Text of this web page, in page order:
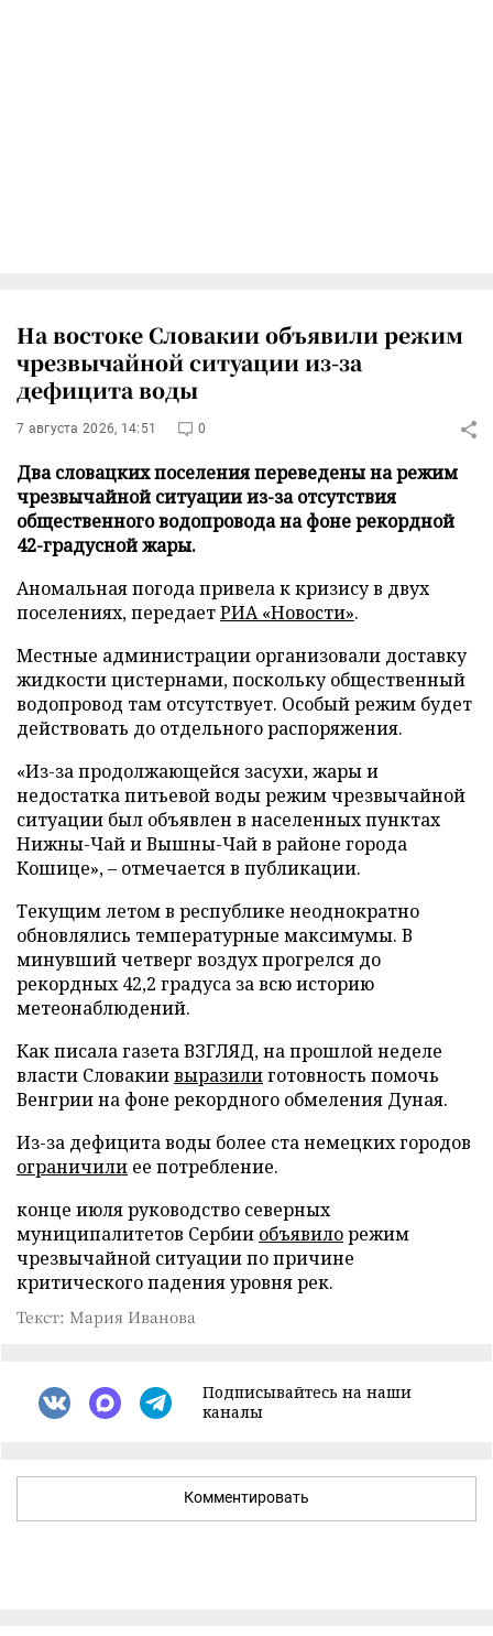
На востоке Словакии объявили режим
чрезвычайной ситуации из-за
дефицита воды
7 августа 2026, 14:51 0
Два словацких поселения переведены на режим
чрезвычайной ситуации из-за отсутствия
общественного водопровода на фоне рекордной
42-градусной жары.
Аномальная погода привела к кризису в двух
поселениях, передаетРИА «Новости».
Местные администрации организовали доставку
жидкости цистернами, поскольку общественный
водопровод там отсутствует. Особый режим будет
действовать до отдельного распоряжения.
«Из-за продолжающейся засухи, жары и
недостатка питьевой воды режим чрезвычайной
ситуации был объявлен в населенных пунктах
Нижны-Чай и Вышны-Чай в районе города
Кошице», – отмечается в публикации.
Текущим летом в республике неоднократно
обновлялись температурные максимумы. В
минувший четверг воздух прогрелся до
рекордных 42,2 градуса за всю историю
метеонаблюдений.
Как писала газета ВЗГЛЯД, на прошлой неделе
власти Словакиивыразилиготовность помочь
Венгрии на фоне рекордного обмеления Дуная.
Из-за дефицита воды более ста немецких городов
ограничили ее потребление.
конце июля руководство северных
муниципалитетов Сербии объявилорежим
чрезвычайной ситуации по причине
критического падения уровня рек.
Текст: Мария Иванова
Подписывайтесь на наши
каналы
Комментировать